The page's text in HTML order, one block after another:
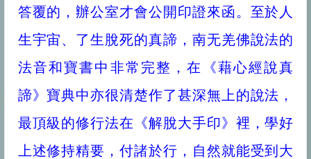
答覆的，辦公室才會公開印證來函。至於人
生宇宙、了生脫死的真諦，南无羌佛說法的
法音和寶書中非常完整，在《藉心經說真
諦》寶典中亦很清楚作了甚深無上的說法，
最頂級的修行法在《解脫大手印》裡，學好
上述修持精要，付諸於行，自然就能受到大